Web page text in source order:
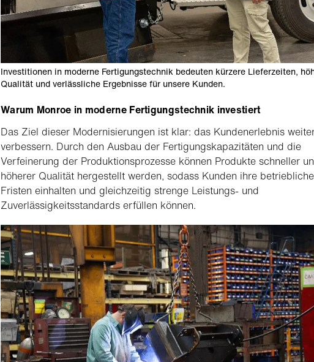
Investitionen in moderne Fertigungstechnik bedeuten kürzere Lieferzeiten,
Qualität und verlässliche Ergebnisse für unsere Kunden.
Warum Monroe in moderne Fertigungstechnik investiert
Das Ziel dieser Modernisierungen ist klar: das Kundenerlebnis
verbessern. Durch den Ausbau der Fertigungskapazitäten und die
Verfeinerung der Produktionsprozesse können Produkte schneller
höherer Qualität hergestellt werden, sodass Kunden ihre
Fristen einhalten und gleichzeitig strenge Leistungs- und
Zuverlässigkeitsstandards erfüllen können.